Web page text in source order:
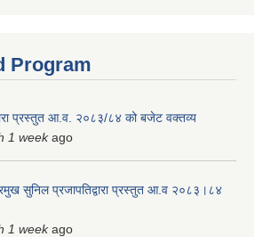
Program
प्रस्तुत आ.व. २०८३/८४ को बजेट वक्तव्य
1 weekago
सुनिल प्रजापतिद्वारा प्रस्तुत आ.व‍ २०८३।८४
1 weekago